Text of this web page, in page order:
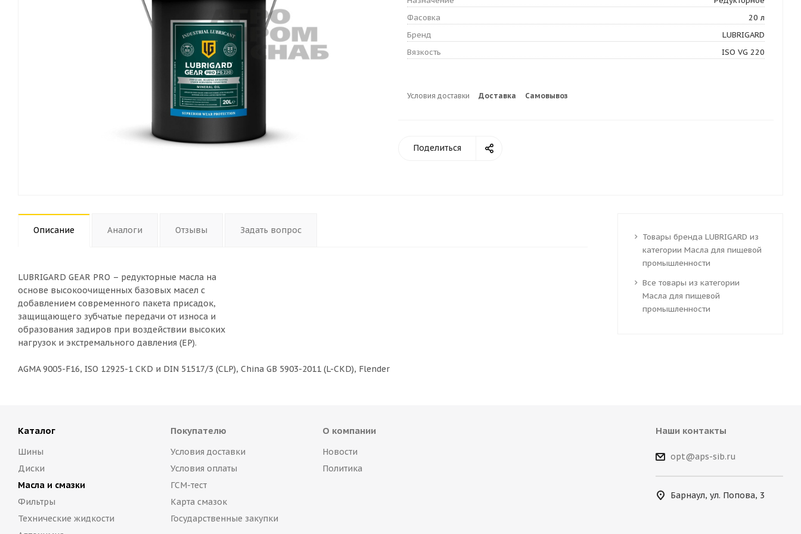
Фасовка
20 л
Бренд
LUBRIGARD
Вязкость
ISO VG 220
Условия доставки Доставка Самовывоз
Поделиться
Описание Аналоги Отзывы Задать вопрос
LUBRIGARD GEAR PRO – редукторные масла на
основе высокоочищенных базовых масел с
добавлением современного пакета присадок,
защищающего зубчатые передачи от износа и
образования задиров при воздействии высоких
нагрузок и экстремального давления (EP).
AGMA 9005-F16, ISO 12925-1 CKD и DIN 51517/3 (CLP), China GB 5903-2011 (L-CKD), Flender
Товары бренда LUBRIGARD из
категории Масла для пищевой
промышленности
Все товары из категории
Масла для пищевой
промышленности
Каталог
Шины
Диски
Масла и смазки
Фильтры
Технические жидкости
Покупателю
Условия доставки
Условия оплаты
ГСМ-тест
Карта смазок
Государственные закупки
О компании
Новости
Политика
Наши контакты
opt@aps-sib.ru
Барнаул, ул. Попова, 3